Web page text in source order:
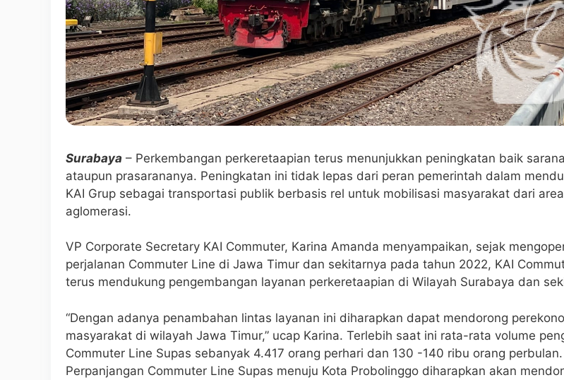
Surabaya – Perkembangan perkeretaapian terus menunjukkan peningkatan baik sarana
ataupun prasarananya. Peningkatan ini tidak lepas dari peran pemerintah dalam
KAI Grup sebagai transportasi publik berbasis rel untuk mobilisasi masyarakat dari area
aglomerasi.
VP Corporate Secretary KAI Commuter, Karina Amanda menyampaikan, sejak
perjalanan Commuter Line di Jawa Timur dan sekitarnya pada tahun 2022, KAI
terus mendukung pengembangan layanan perkeretaapian di Wilayah Surabaya dan
“Dengan adanya penambahan lintas layanan ini diharapkan dapat mendorong
masyarakat di wilayah Jawa Timur,” ucap Karina. Terlebih saat ini rata-rata volume
Commuter Line Supas sebanyak 4.417 orang perhari dan 130 -140 ribu orang perbulan.
Perpanjangan Commuter Line Supas menuju Kota Probolinggo diharapkan akan